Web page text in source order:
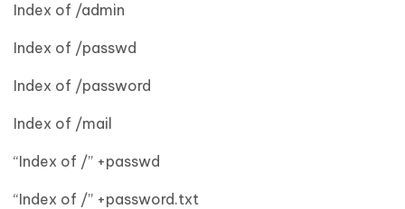
Index of /admin
Index of /passwd
Index of /password
Index of /mail
“Index of /” +passwd
“Index of /” +password.txt